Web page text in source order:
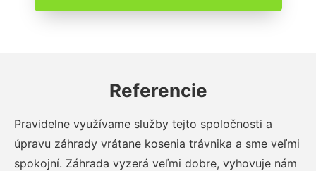
Referencie
Pravidelne využívame služby tejto spoločnosti a
úpravu záhrady vrátane kosenia trávnika a sme veľmi
spokojní. Záhrada vyzerá veľmi dobre, vyhovuje nám